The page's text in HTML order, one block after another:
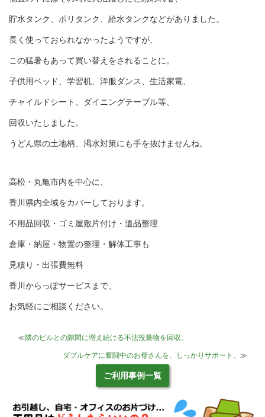
貯水タンク、ポリタンク、給水タンクなどがありました。
長く使っておられなかったようですが、
この猛暑もあって買い替えをされることに。
子供用ベッド、学習机、洋服ダンス、生活家電、
チャイルドシート、ダイニングテーブル等、
回収いたしました。
うどん県の土地柄、渇水対策にも手を抜けませんね。
高松・丸亀市内を中心に、
香川県内全域をカバーしております。
不用品回収・ゴミ屋敷片付け・遺品整理
倉庫・納屋・物置の整理・解体工事も
見積り・出張費無料
香川からっぽサービスまで、
お気軽にご相談ください。
≪隣のビルとの隙間に増え続ける不法投棄物を回収。
ダブルケアに奮闘中のお母さんを、しっかりサポート。 ≫
ご利用事例一覧